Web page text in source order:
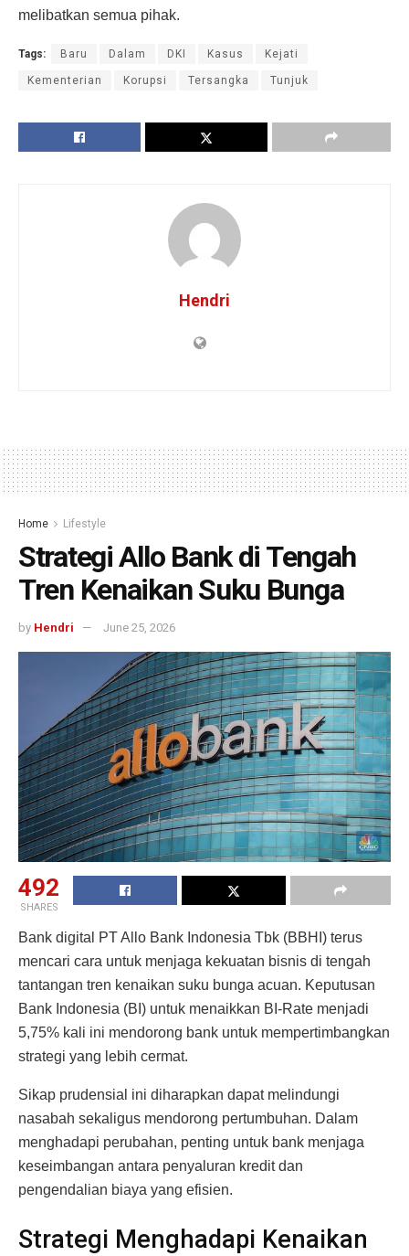
melibatkan semua pihak.
Tags: Baru Dalam DKI Kasus Kejati
Kementerian Korupsi Tersangka Tunjuk
Hendri
Home Lifestyle
Strategi Allo Bank di Tengah
Tren Kenaikan Suku Bunga
by Hendri June 25, 2026
492
SHARES
Bank digital PT Allo Bank Indonesia Tbk (BBHI) terus
mencari cara untuk menjaga kekuatan bisnis di tengah
tantangan tren kenaikan suku bunga acuan. Keputusan
Bank Indonesia (BI) untuk menaikkan BI-Rate menjadi
5,75% kali ini mendorong bank untuk mempertimbangkan
strategi yang lebih cermat.
Sikap prudensial ini diharapkan dapat melindungi
nasabah sekaligus mendorong pertumbuhan. Dalam
menghadapi perubahan, penting untuk bank menjaga
keseimbangan antara penyaluran kredit dan
pengendalian biaya yang efisien.
Strategi Menghadapi Kenaikan